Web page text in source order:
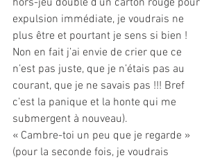
hors-jeu doublé d’un carton rouge pour
expulsion immédiate, je voudrais ne
plus être et pourtant je sens si bien !
Non en fait j’ai envie de crier que ce
n’est pas juste, que je n’étais pas au
courant, que je ne savais pas !!! Bref
c’est la panique et la honte qui me
submergent à nouveau).
« Cambre-toi un peu que je regarde »
(pour la seconde fois, je voudrais